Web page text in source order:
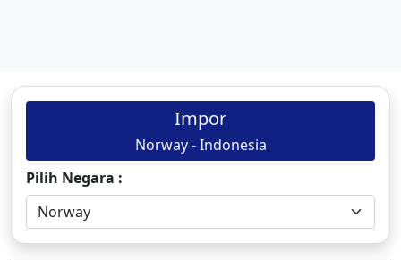
Impor
Norway - Indonesia
Pilih Negara :
Norway